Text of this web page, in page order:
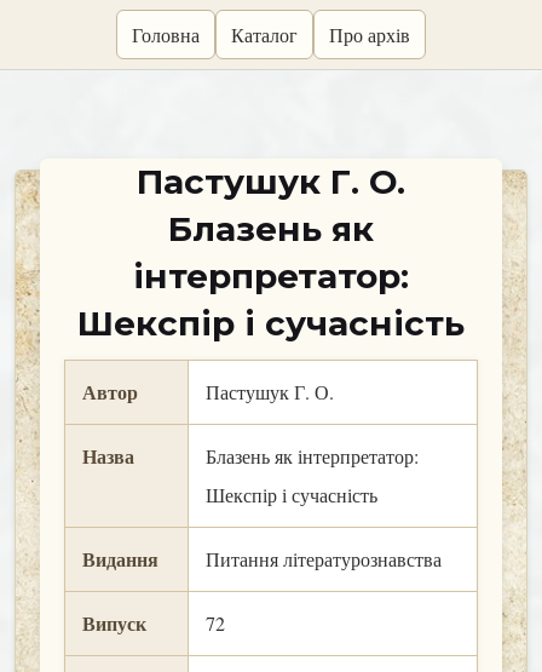
Головна Каталог Про архів
Пастушук Г. О.
Блазень як
інтерпретатор:
Шекспір і сучасність
Автор Пастушук Г. О.
Назва
Блазень як інтерпретатор:
Шекспір і сучасність
Видання Питання літературознавства
Випуск 72